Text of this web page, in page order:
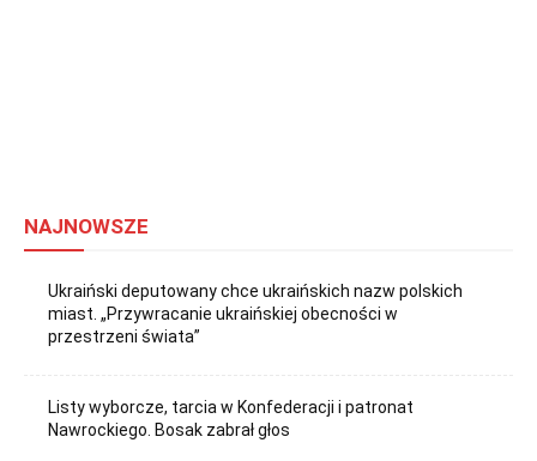
NAJNOWSZE
Ukraiński deputowany chce ukraińskich nazw polskich
miast. „Przywracanie ukraińskiej obecności w
przestrzeni świata”
Listy wyborcze, tarcia w Konfederacji i patronat
Nawrockiego. Bosak zabrał głos